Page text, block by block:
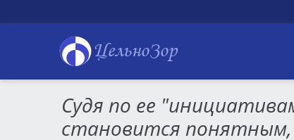
ЦельноЗор
Судя по ее
становится